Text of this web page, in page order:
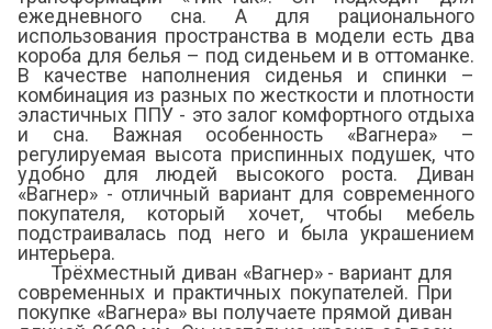
ежедневного сна. А для рационального
использования пространства в модели есть два
короба для белья – под сиденьем и в оттоманке.
В качестве наполнения сиденья и спинки –
комбинация из разных по жесткости и плотности
эластичных ППУ - это залог комфортного отдыха
и сна. Важная особенность «Вагнера» –
регулируемая высота приспинных подушек, что
удобно для людей высокого роста. Диван
«Вагнер» - отличный вариант для современного
покупателя, который хочет, чтобы мебель
подстраивалась под него и была украшением
интерьера.
Трёхместный диван «Вагнер» - вариант для
современных и практичных покупателей. При
покупке «Вагнера» вы получаете прямой диван